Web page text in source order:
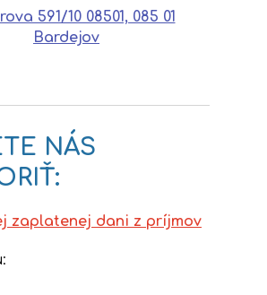
591/10 08501, 085 01
Bardejov
NÁS
zaplatenej dani z príjmov